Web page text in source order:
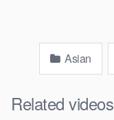
Asian
Related videos